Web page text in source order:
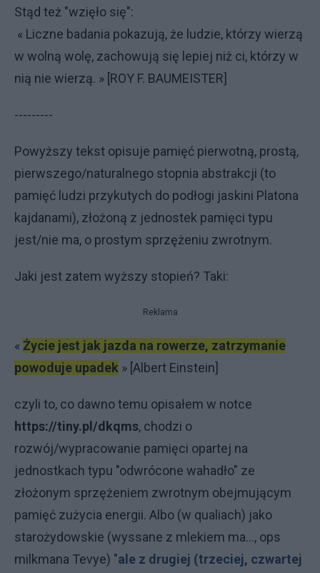
Stąd też "wzięło się":
« Liczne badania pokazują, że ludzie, którzy wierzą
w wolną wolę, zachowują się lepiej niż ci, którzy w
nią nie wierzą. » [ROY F. BAUMEISTER]
---------
Powyższy tekst opisuje pamięć pierwotną, prostą,
pierwszego/naturalnego stopnia abstrakcji (to
pamięć ludzi przykutych do podłogi jaskini Platona
kajdanami), złożoną z jednostek pamięci typu
jest/nie ma, o prostym sprzężeniu zwrotnym.
Jaki jest zatem wyższy stopień? Taki:
Reklama
« Życie jest jak jazda na rowerze, zatrzymanie
powoduje upadek » [Albert Einstein]
czyli to, co dawno temu opisałem w notce
https://tiny.pl/dkqms, chodzi o
rozwój/wypracowanie pamięci opartej na
jednostkach typu "odwrócone wahadło" ze
złożonym sprzężeniem zwrotnym obejmującym
pamięć zużycia energii. Albo (w qualiach) jako
starożydowskie (wyssane z mlekiem ma..., ops
milkmana Tevye) "ale z drugiej (trzeciej, czwartej